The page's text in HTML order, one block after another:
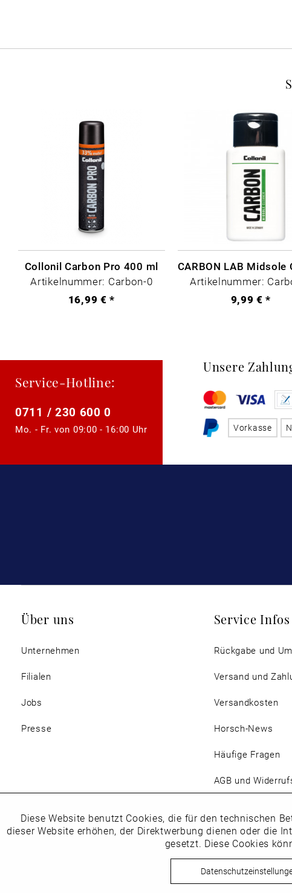
Collonil Carbon Pro 400 ml
Artikelnummer: Carbon-0
16,99 € *
Artikelnummer:
9,99 € *
Service-Hotline:
0711 / 230 600 0
Mo. - Fr. von 09:00 - 16:00 Uhr
Unsere
Vorkasse
Über uns
Unternehmen
Filialen
Jobs
Presse
Service Infos
Rückgabe und
Versand und
Versandkosten
Horsch-News
Häufige Fragen
AGB und
Copyright © Schuhhaus
Funktionale
Diese Website benutzt Cookies, die für den technischen
dieser Website erhöhen, der Direktwerbung dienen oder die
gesetzt. Diese Cookies